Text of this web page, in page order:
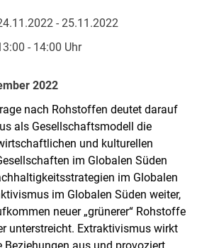
- 25.11.2022
- 14:00 Uhr
2022
nach Rohstoffen deutet darauf
als Gesellschaftsmodell die
und kulturellen
im Globalen Süden
im Globalen
im Globalen Süden weiter,
neuer „grünerer“ Rohstoffe
unterstreicht. Extraktivismus wirkt